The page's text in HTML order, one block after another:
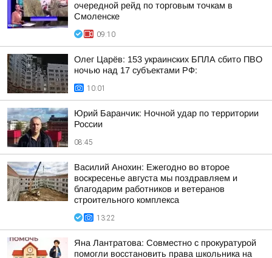
очередной рейд по торговым точкам в
Смоленске
09:10
Олег Царёв: 153 украинских БПЛА сбито ПВО
ночью над 17 субъектами РФ:
10:01
Юрий Баранчик: Ночной удар по территории
России
08:45
Василий Анохин: Ежегодно во второе
воскресенье августа мы поздравляем и
благодарим работников и ветеранов
строительного комплекса
13:22
Яна Лантратова: Совместно с прокуратурой
помогли восстановить права школьника на